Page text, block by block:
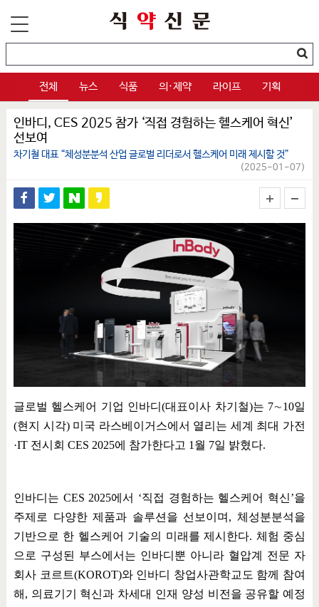
전체 뉴스 식품 의·제약 라이프 기획
인바디, CES 2025 참가 ‘직접 경험하는 헬스케어 혁신’
선보여
차기철 대표 “체성분분석 산업 글로벌 리더로서 헬스케어 미래 제시할 것”
(2025-01-07)
글로벌 헬스케어 기업 인바디(대표이사 차기철)는 7∼10일
(현지 시각) 미국 라스베이거스에서 열리는 세계 최대 가전
·IT 전시회 CES 2025에 참가한다고 1 월 7일 밝혔다.
인바디는 CES 2025에서 ‘직접 경험하는 헬스케어 혁신’을
주제로 다양한 제품과 솔루션을 선보이며 , 체성분분석을
기반으로 한 헬스케어 기술의 미래를 제시한다. 체험 중심
으로 구성된 부스에서는 인바디뿐 아니라 혈압계 전문 자
회사 코르트(KOROT)와 인바디 창업사관학교도 함께 참여
해 , 의료기기 혁신과 차세대 인재 양성 비전을 공유할 예정